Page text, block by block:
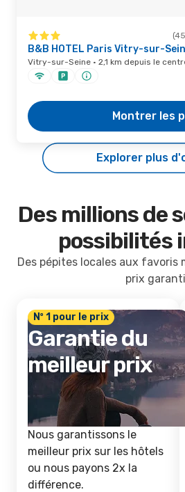
B&B HOTEL Paris Vitry-sur-
Vitry-sur-Seine · 2,1 km depuis le
Montrer les
Explorer plus
Des millions de
possibilités
Des pépites locales aux favoris
prix garanti
Nº 1 pour le prix
Garantie du
meilleur prix
Nous garantissons le
meilleur prix sur les hôtels
ou nous payons 2x la
différence.